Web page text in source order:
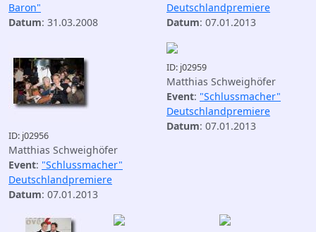
Baron"
Datum: 31.03.2008
Deutschlandpremiere
Datum: 07.01.2013
ID: j02956
Matthias Schweighöfer
Event: "Schlussmacher"
Deutschlandpremiere
Datum: 07.01.2013
ID: j02959
Matthias Schweighöfer
Event: "Schlussmacher"
Deutschlandpremiere
Datum: 07.01.2013